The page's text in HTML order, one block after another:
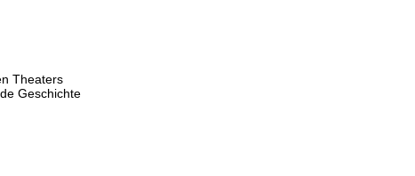
Theaters
Geschichte